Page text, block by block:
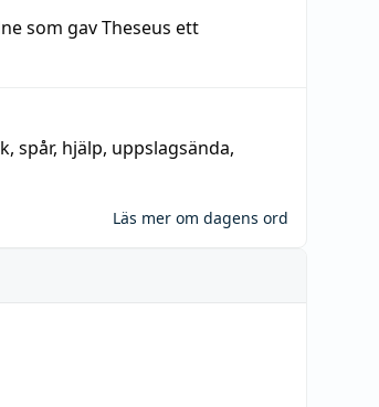
som gav Theseus ett
, spår, hjälp, uppslagsända,
Läs mer om dagens ord